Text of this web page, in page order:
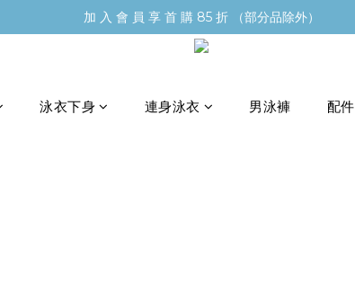
加 入 會 員 享 首 購 85 折 （部分品除外）
泳衣下身 連身泳衣 男泳褲 配件